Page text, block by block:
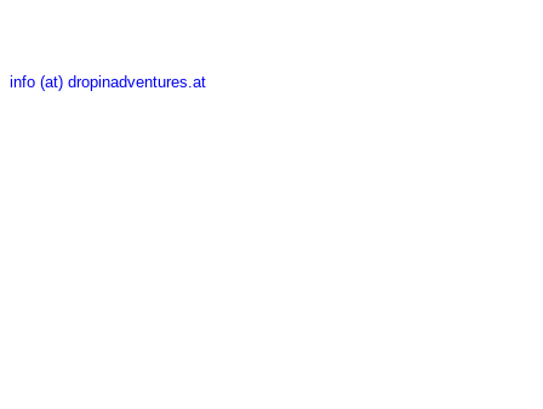
info (at) dropinadventures.at